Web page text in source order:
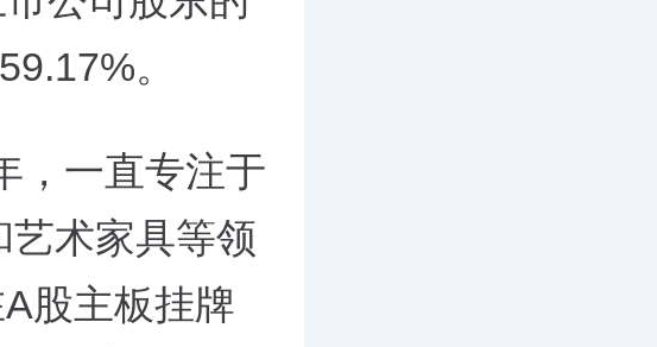
。
，一直专注于
术家具等领
股主板挂牌